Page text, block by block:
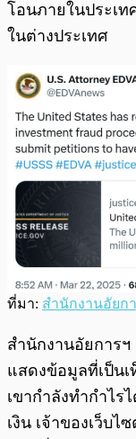
โอนภายในประเท
ในต่างประเทศ
ที่มา: สำนักงานอัยก
สำนักงานอัยการฯ
แสดงข้อมูลที่เป็นเ
เขากำลังทำกำไร
เงิน เจ้าของเว็บไ